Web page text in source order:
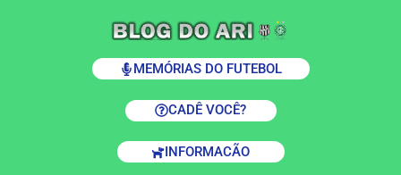
MEMÓRIAS DO FUTEBOL
CADÊ VOCÊ?
INFORMACÃO